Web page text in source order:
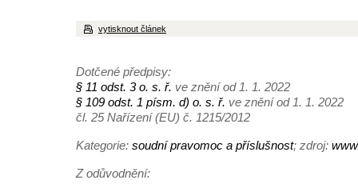
vytisknout článek
Dotčené předpisy:
§ 11 odst. 3 o. s. ř. ve znění od 1. 1. 2022
§ 109 odst. 1 písm. d) o. s. ř. ve znění od 1. 1. 2022
čl. 25 Nařízení (EU) č. 1215/2012
Kategorie: soudní pravomoc a příslušnost; zdroj:
Z odůvodnění: